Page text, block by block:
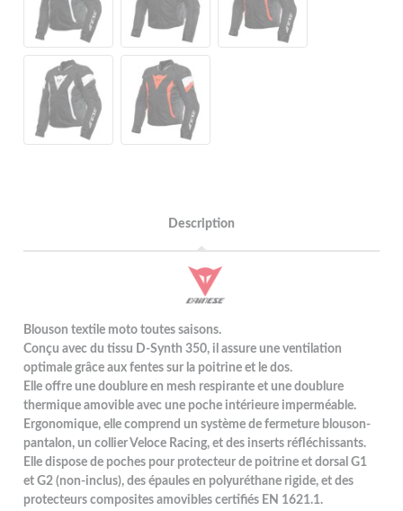
Description
Blouson textile moto toutes saisons.
Conçu avec du tissu D-Synth 350, il assure une ventilation
optimale grâce aux fentes sur la poitrine et le dos.
Elle offre une doublure en mesh respirante et une doublure
thermique amovible avec une poche intérieure imperméable.
Ergonomique, elle comprend un système de fermeture blouson-
pantalon, un collier Veloce Racing, et des inserts réfléchissants.
Elle dispose de poches pour protecteur de poitrine et dorsal G1
et G2 (non-inclus), des épaules en polyuréthane rigide, et des
protecteurs composites amovibles certifiés EN 1621.1.